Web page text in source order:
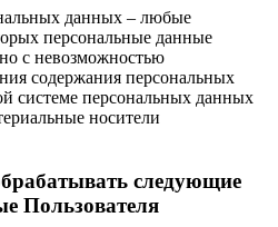
данных – любые
персональные данные
с невозможностью
содержания персональных
системе персональных данных
носители
следующие
Пользователя